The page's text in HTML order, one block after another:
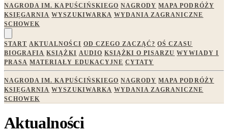
NAGRODA IM. KAPUŚCIŃSKIEGO NAGRODY MAPA PODRÓŻY
KSIĘGARNIA WYSZUKIWARKA WYDANIA ZAGRANICZNE
SCHOWEK
START AKTUALNOŚCI OD CZEGO ZACZĄĆ? OŚ CZASU
BIOGRAFIA KSIĄŻKI AUDIO KSIĄŻKI O PISARZU WYWIADY I
PRASA MATERIAŁY EDUKACYJNE CYTATY
NAGRODA IM. KAPUŚCIŃSKIEGO NAGRODY MAPA PODRÓŻY
KSIĘGARNIA WYSZUKIWARKA WYDANIA ZAGRANICZNE
SCHOWEK
Aktualności